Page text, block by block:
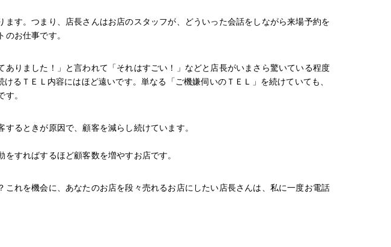
す。つまり、店長さんはお店のスタッフが、どういった会話をしながら来場予約を
お仕事です。
りました！」と言われて「それはすごい！」などと店長がいまさら驚いている程度
るＴＥＬ内容にはほど遠いです。単なる「ご機嫌伺いのＴＥＬ」を続けていても、
。
るときが原因で、顧客を減らし続けています。
すればするほど顧客数を増やすお店です。
れを機会に、あなたのお店を段々売れるお店にしたい店長さんは、私に一度お電話